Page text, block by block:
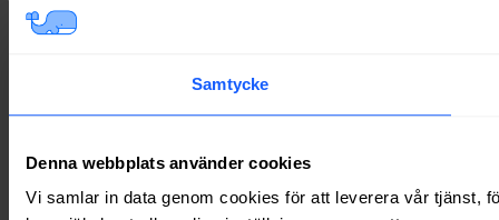
Samtycke
Denna webbplats använder cookies
Vi samlar in data genom cookies för att leverera vår tjänst,